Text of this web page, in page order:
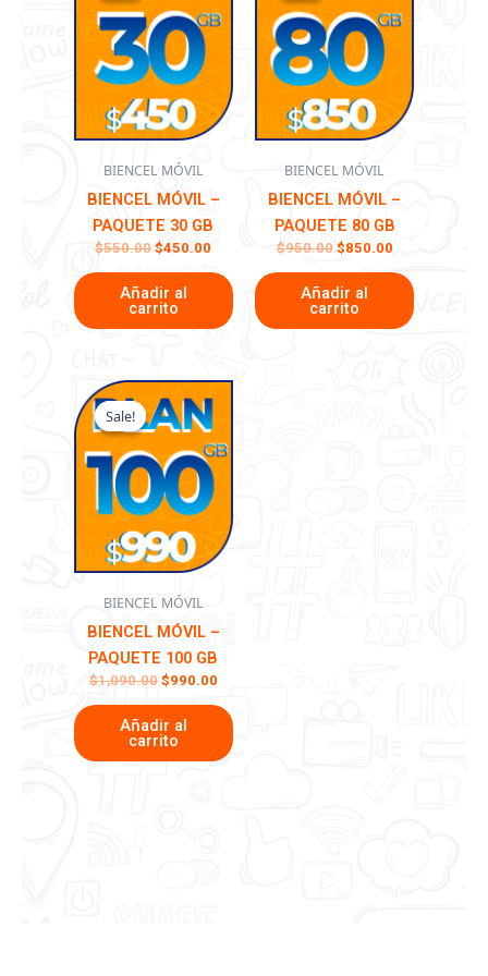
BIENCEL MÓVIL
BIENCEL MÓVIL –
PAQUETE 30 GB
$550.00
era:
$550.00.
$450.00
es:
$450.00.
Añadir al
carrito
BIENCEL MÓVIL
BIENCEL MÓVIL –
PAQUETE 80 GB
$950.00
era:
$950.00.
$850.00
es:
$850.00.
Añadir al
carrito
Sale!
Sale!
BIENCEL MÓVIL
BIENCEL MÓVIL –
PAQUETE 100 GB
$1,090.00
precio
original
$1,090.00.
$990.00
es:
$990.00.
Añadir al
carrito